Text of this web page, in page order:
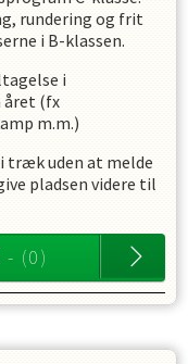
rundering og frit
i B-klassen.
i
året (fx
m.m.)
træk uden at melde
pladsen videre til
- (0)